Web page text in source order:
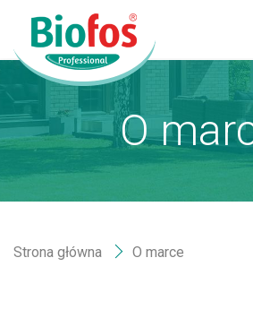
O
Strona główna O marce